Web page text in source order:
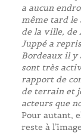
a aucun
même tard le
de la ville, de
Juppé a
Bordeaux il y
sont très
rapport de
de terrain et
acteurs que
Pour autant,
reste à